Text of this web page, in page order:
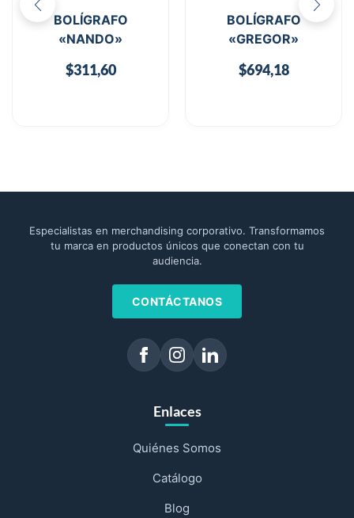
BOLÍGRAFO
«NANDO»
$311,60
BOLÍGRAFO
«GREGOR»
$694,18
Especialistas en merchandising corporativo. Transformamos
tu marca en productos únicos que conectan con tu
audiencia.
CONTÁCTANOS
Enlaces
Quiénes Somos
Catálogo
Blog